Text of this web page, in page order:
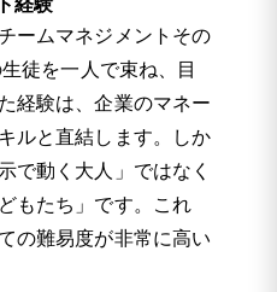
ームマネジメントその
徒を一人で束ね、目
経験は、企業のマネー
ルと直結します。しか
で動く大人」ではなく
もたち」です。これ
の難易度が非常に高い